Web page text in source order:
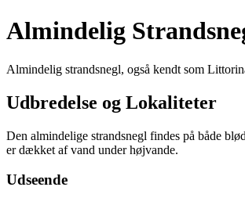
Almindelig
Almindelig strandsnegl, også kendt som
Udbredelse og Lokaliteter
Den almindelige strandsnegl findes på både
er dækket af vand under højvande.
Udseende